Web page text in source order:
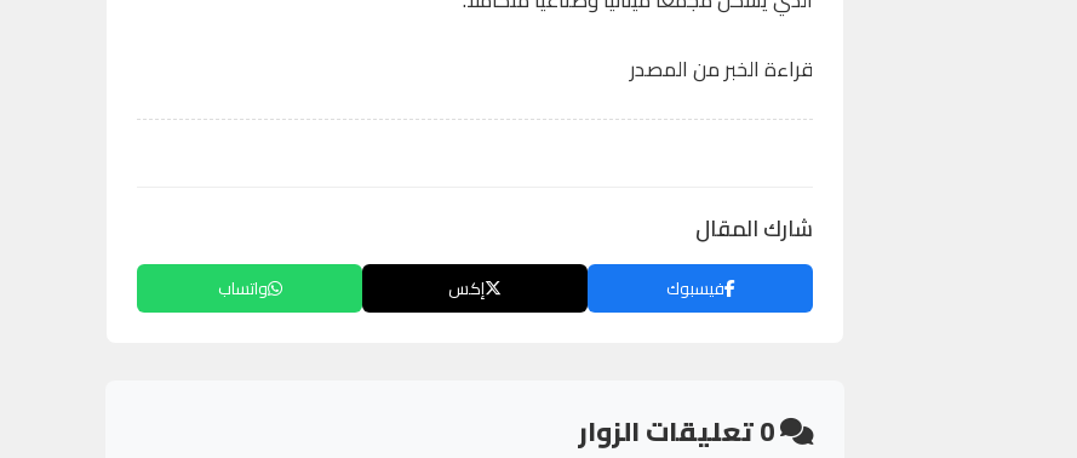
قراءة الخبر من المصدر
شارك المقال
فيسبوك إكس واتساب
0تعليقات الزوار